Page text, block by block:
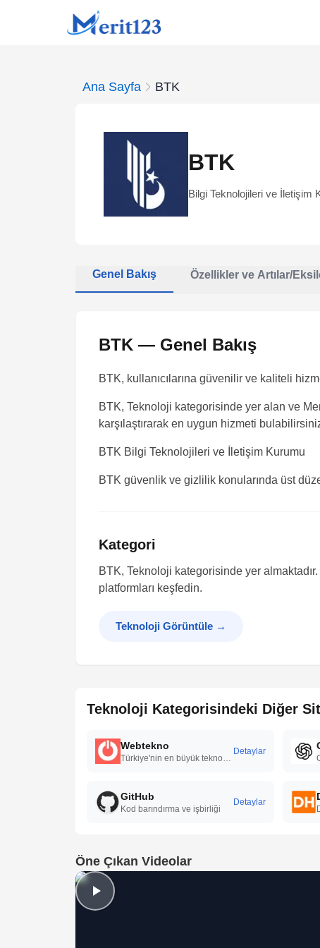
Ana Sayfa BTK
BTK
Bilgi Teknolojileri ve İletişim
Genel Bakış Özellikler ve Artılar/
BTK — Genel Bakış
BTK, kullanıcılarına güvenilir ve kaliteli
BTK, Teknoloji kategorisinde yer alan ve
karşılaştırarak en uygun hizmeti
BTK Bilgi Teknolojileri ve İletişim Kurumu
BTK güvenlik ve gizlilik konularında üst
Kategori
BTK, Teknoloji kategorisinde yer
platformları keşfedin.
Teknoloji Görüntüle →
Teknoloji Kategorisindeki Diğer
Webtekno Detaylar
GitHub
Kod barındırma ve işbirliği
Detaylar
Öne Çıkan Videolar